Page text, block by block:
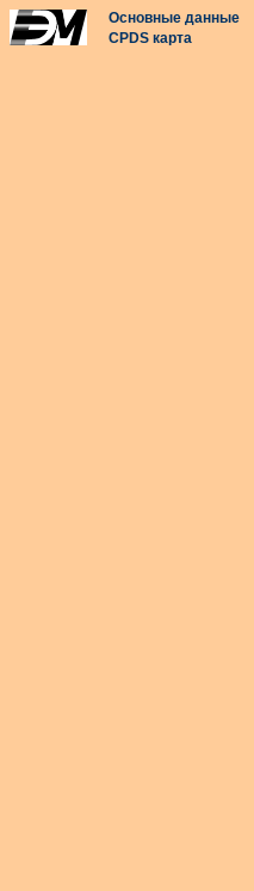
Основные данные
CPDS карта